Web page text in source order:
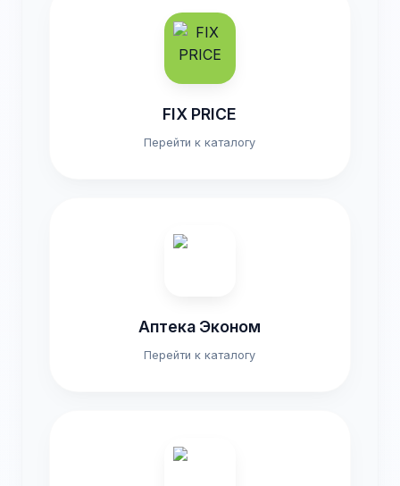
FIX PRICE
Перейти к каталогу
Аптека Эконом
Перейти к каталогу